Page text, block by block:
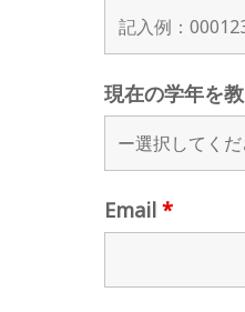
現在の学年を
Email *